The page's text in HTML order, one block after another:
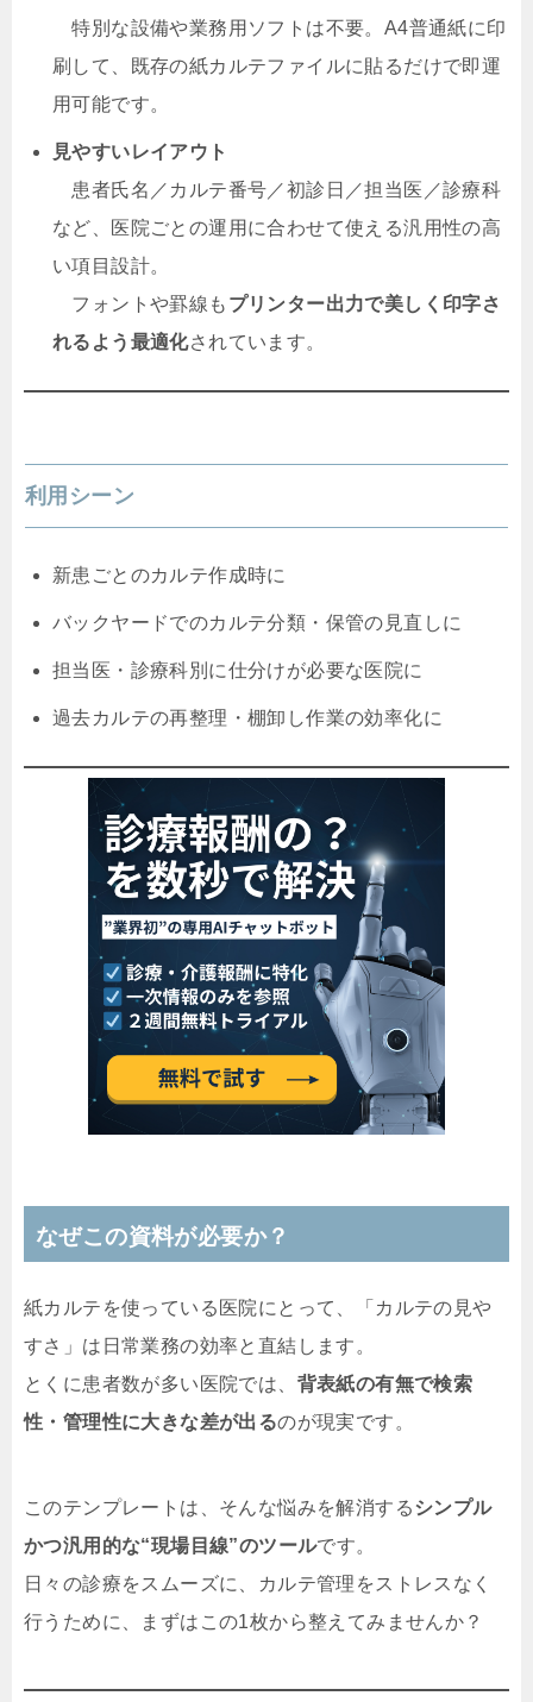
特別な設備や業務用ソフトは不要。A4普通紙に印
刷して、既存の紙カルテファイルに貼るだけで即運
用可能です。
見やすいレイアウト
患者氏名／カルテ番号／初診日／担当医／診療科
など、医院ごとの運用に合わせて使える汎用性の高
い項目設計。
フォントや罫線も プリンター出力で美しく印字さ
れるよう最適化されています。
利用シーン
新患ごとのカルテ作成時に
バックヤードでのカルテ分類・保管の見直しに
担当医・診療科別に仕分けが必要な医院に
過去カルテの再整理・棚卸し作業の効率化に
なぜこの資料が必要か？
紙カルテを使っている医院にとって、「カルテの見や
すさ」は日常業務の効率と直結します。
とくに患者数が多い医院では、 背表紙の有無で検索
性・管理性に大きな差が出るのが現実です。
このテンプレートは、そんな悩みを解消するシンプル
かつ汎用的な“現場目線”のツールです。
日々の診療をスムーズに、カルテ管理をストレスなく
行うために、まずはこの1枚から整えてみませんか？